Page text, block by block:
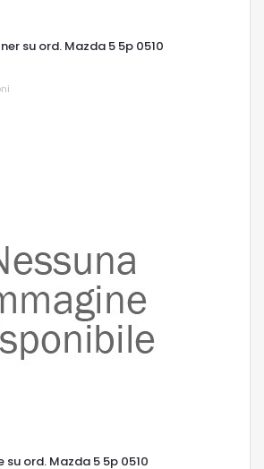
su ord. Mazda 5 5p 0510
su ord. Mazda 5 5p 0510